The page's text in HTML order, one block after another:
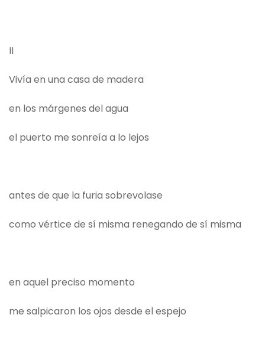
II
Vivía en una casa de madera
en los márgenes del agua
el puerto me sonreía a lo lejos
antes de que la furia sobrevolase
como vértice de sí misma renegando de sí misma
en aquel preciso momento
me salpicaron los ojos desde el espejo